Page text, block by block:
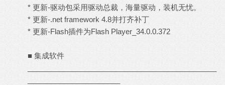
* 更新-驱动包采用驱动总裁，海量驱动，装机无忧。
* 更新-.net framework 4.8并打齐补丁
* 更新-Flash插件为Flash Player_34.0.0.372
■ 集成软件